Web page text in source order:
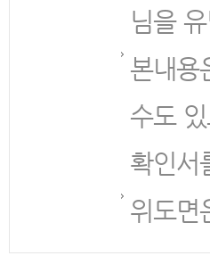
님을
본내용
수도
확인서
위도면